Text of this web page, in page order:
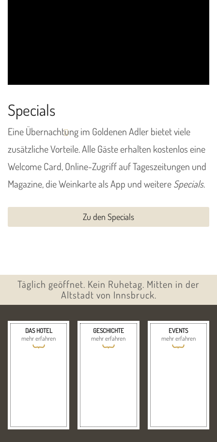
Specials
Eine Übernachtung im Goldenen Adler bietet viele
zusätzliche Vorteile. Alle Gäste erhalten kostenlos eine
Welcome Card, Online-Zugriff auf Tageszeitungen und
Magazine, die Weinkarte als App und weitereSpecials.
Zu den Specials
Täglich geöffnet. Kein Ruhetag. Mitten in der
Altstadt von Innsbruck.
DAS HOTEL
mehr erfahren
{
GESCHICHTE
mehr erfahren
{
EVENTS
mehr erfahren
{